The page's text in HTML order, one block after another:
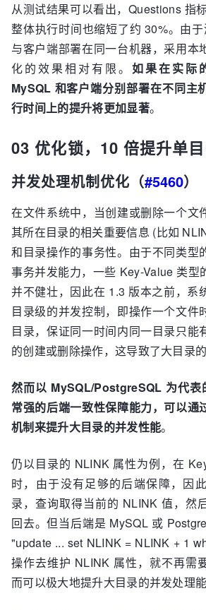
从测试结果可以看出，Questions 指
整体执行时间也缩短了约 30%。由
与客户端部署在同一台机器，采用本
化的效果相对有限。如果在实际
MySQL 和客户端分别部署在不同主
行时间上的提升将更加显著。
03 优化锁，10 倍提升单
并发处理机制优化（#5460）
在文件系统中，当创建或删除一个文
其所在目录的相关重要信息 (比如
和目录操作的事务性。由于不同类型
事务并发能力，一些 Key-Value 类型
并不健壮，因此在 1.3 版本之前，系
目录级的并发控制，即操作一个文件
目录，保证同一时间内同一目录只能
的创建或删除操作，这导致了大目录
然而以 MySQL/PostgreSQL 为代
常强的后端一致性保障能力，可以通
机制来提升大目录的并发性能。
仍以目录的 NLINK 属性为例，在
时，由于没有足够的后端保障，因
录，查询取得当前的 NLINK 值，然
回去。但当后端是 MySQL 或
"update ... set NLINK = NLINK + 1
操作去维护 NLINK 属性，就不再需
而可以极大地提升大目录的并发处理能